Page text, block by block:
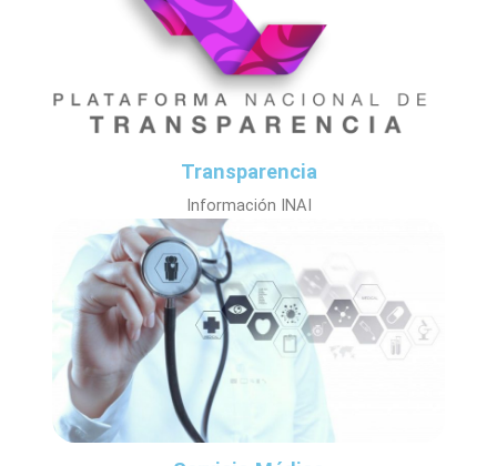
Transparencia
Información INAI